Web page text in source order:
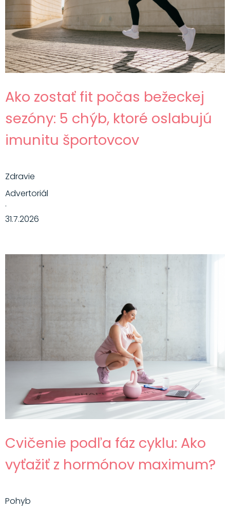
Ako zostať fit počas bežeckej
sezóny: 5 chýb, ktoré oslabujú
imunitu športovcov
Zdravie
Advertoriál
·
31.7.2026
Cvičenie podľa fáz cyklu: Ako
vyťažiť z hormónov maximum?
Pohyb